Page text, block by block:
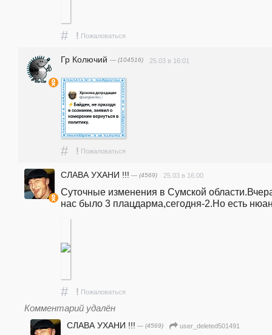
# ! Пожаловаться
Гр Колючий — (104516) 25.03 в 16:01
# ! Пожаловаться
СЛАВА УХАНИ !!! — (4569) 25.03 в 16:00
Суточные изменения в Сумской
нас было 3 плацдарма,сегодня-2.Но есть
# ! Пожаловаться
Комментарий удалён
СЛАВА УХАНИ !!! — (4569) user_deleted501491